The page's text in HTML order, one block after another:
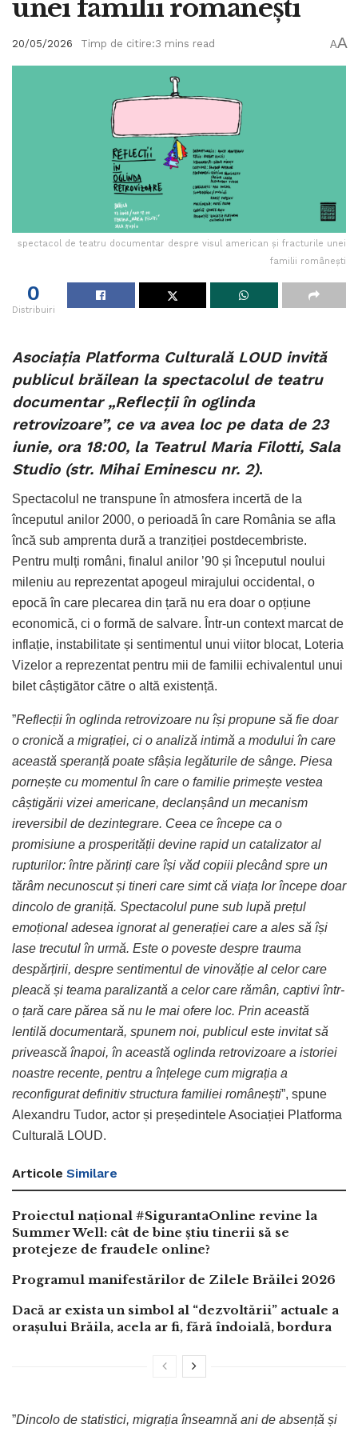
unei familii românești
20/05/2026 Timp de citire:3 mins read AA
spectacol de teatru documentar despre visul american și fracturile unei
familii românești
0
Distribuiri
Asociația Platforma Culturală LOUD invită
publicul brăilean la spectacolul de teatru
documentar „Reflecții în oglinda
retrovizoare”, ce va avea loc pe data de 23
iunie, ora 18:00, la Teatrul Maria Filotti, Sala
Studio (str. Mihai Eminescu nr. 2).
Spectacolul ne transpune în atmosfera incertă de la
începutul anilor 2000, o perioadă în care România se afla
încă sub amprenta dură a tranziției postdecembriste.
Pentru mulți români, finalul anilor ’90 și începutul noului
mileniu au reprezentat apogeul mirajului occidental, o
epocă în care plecarea din țară nu era doar o opțiune
economică, ci o formă de salvare. Într-un context marcat de
inflație, instabilitate și sentimentul unui viitor blocat, Loteria
Vizelor a reprezentat pentru mii de familii echivalentul unui
bilet câștigător către o altă existență.
”Reflecții în oglinda retrovizoare nu își propune să fie doar
o cronică a migrației, ci o analiză intimă a modului în care
această speranță poate sfâșia legăturile de sânge. Piesa
pornește cu momentul în care o familie primește vestea
câștigării vizei americane, declanșând un mecanism
ireversibil de dezintegrare. Ceea ce începe ca o
promisiune a prosperității devine rapid un catalizator al
rupturilor: între părinți care își văd copiii plecând spre un
tărâm necunoscut și tineri care simt că viața lor începe doar
dincolo de graniță. Spectacolul pune sub lupă prețul
emoțional adesea ignorat al generației care a ales să își
lase trecutul în urmă. Este o poveste despre trauma
despărțirii, despre sentimentul de vinovăție al celor care
pleacă și teama paralizantă a celor care rămân, captivi într-
o țară care părea să nu le mai ofere loc. Prin această
lentilă documentară, spunem noi, publicul este invitat să
privească înapoi, în această oglinda retrovizoare a istoriei
noastre recente, pentru a înțelege cum migrația a
reconfigurat definitiv structura familiei românești”, spune
Alexandru Tudor, actor și președintele Asociației Platforma
Culturală LOUD.
Articole Similare
Proiectul național #SigurantaOnline revine la
Summer Well: cât de bine știu tinerii să se
protejeze de fraudele online?
Programul manifestărilor de Zilele Brăilei 2026
Dacă ar exista un simbol al “dezvoltării” actuale a
orașului Brăila, acela ar fi, fără îndoială, bordura
”Dincolo de statistici, migrația înseamnă ani de absență și